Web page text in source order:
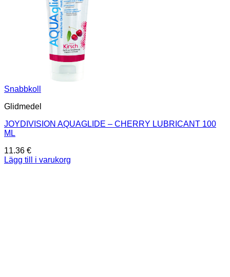
Snabbkoll
Glidmedel
JOYDIVISION AQUAGLIDE – CHERRY LUBRICANT 100
ML
11.36 €
Lägg till i varukorg